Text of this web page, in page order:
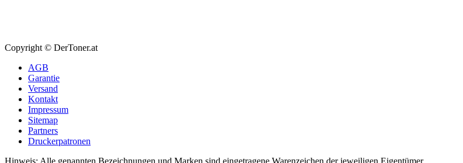
Copyright © DerToner.at
AGB
Garantie
Versand
Kontakt
Impressum
Sitemap
Partners
Druckerpatronen